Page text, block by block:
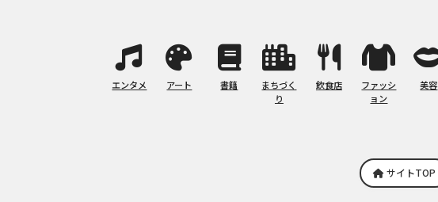
エンタメ アート 書籍
まちづく
り
飲食店
ファッシ
ョン
美容
サイトTOP